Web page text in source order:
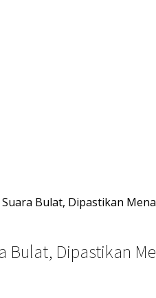
Bulat, Dipastikan
Dipastikan